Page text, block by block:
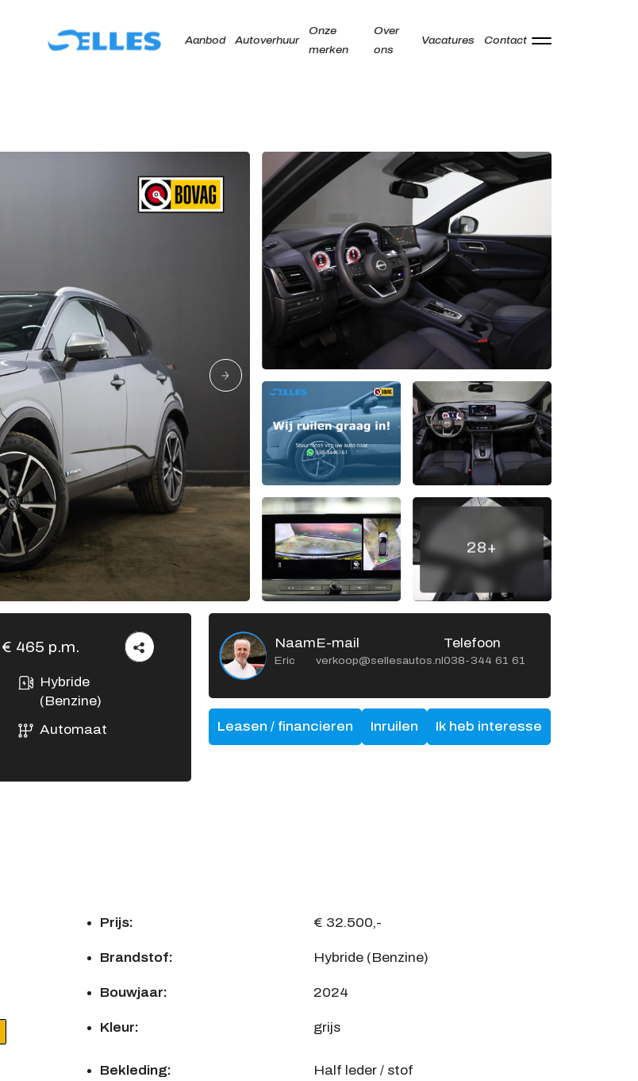
Aanbod Autoverhuur
Onze
merken
Over
ons
Vacatures Contact
Aanbod
Autoverhuur
Over ons
Verkocht
Vacatures
Contact
Kamperzeedijk 87-89
8281 PC Genemuiden
Openingstijden showroom
Ma -
Vr
9:00 - 18:00
Za
9:00 - 17:00
Gesloten
Openingstijden werkplaats
Ma -
Vr
8:00 - 12:15 en
13:15 - 17:00
Za
Gesloten
Zo
Gesloten
28+
€ 465 p.m.
Hybride
(Benzine)
Automaat
Naam
Eric
E-mail
verkoop@sellesautos.nl
Telefoon
038-344 61 61
Leasen / financieren Inruilen Ik heb interesse
Prijs: € 32.500,-
Brandstof: Hybride (Benzine)
Bouwjaar: 2024
Kleur: grijs
Bekleding: Half leder / stof